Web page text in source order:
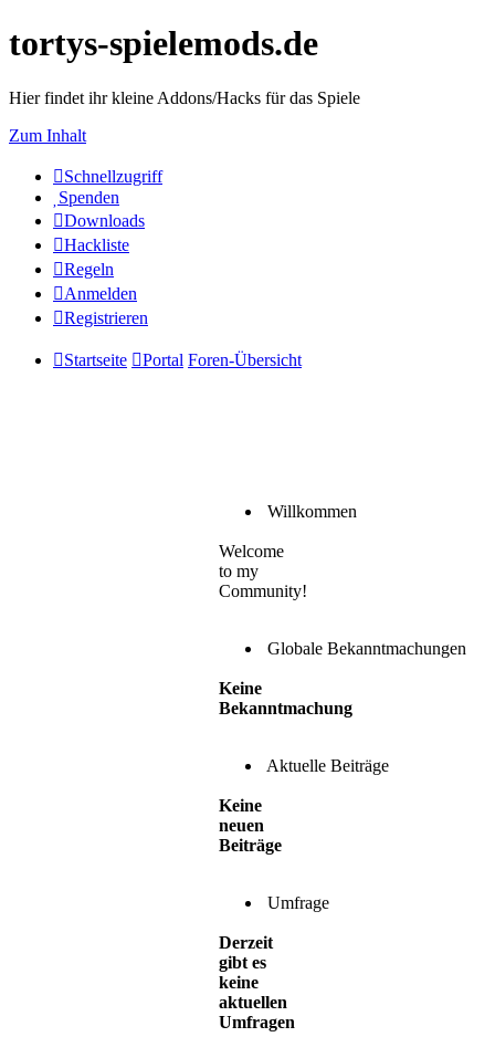
tortys-spielemods.de
Hier findet ihr kleine Addons/Hacks für das Spiele
Zum Inhalt
Schnellzugriff
Spenden
Downloads
Hackliste
Regeln
Anmelden
Registrieren
Startseite Portal Foren-Übersicht
Willkommen
Welcome
to my
Community!
Globale Bekanntmachungen
Keine
Bekanntmachung
Aktuelle Beiträge
Keine
neuen
Beiträge
Umfrage
Derzeit
gibt es
keine
aktuellen
Umfragen